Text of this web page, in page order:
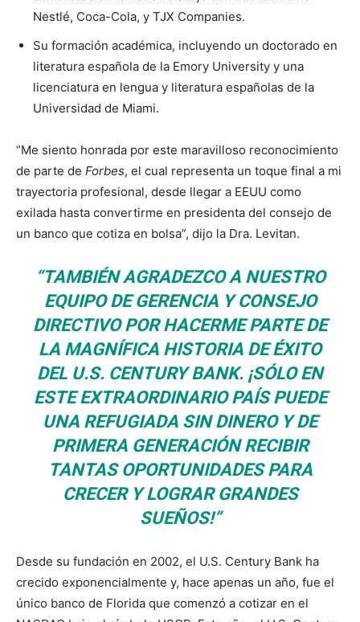
Nestlé, Coca-Cola, y TJX Companies.
Su formación académica, incluyendo un doctorado en
literatura española de la Emory University y una
licenciatura en lengua y literatura españolas de la
Universidad de Miami.
“Me siento honrada por este maravilloso reconocimiento
de parte de Forbes, el cual representa un toque final a mi
trayectoria profesional, desde llegar a EEUU como
exilada hasta convertirme en presidenta del consejo de
un banco que cotiza en bolsa”, dijo la Dra. Levitan.
“TAMBIÉN AGRADEZCO A NUESTRO
EQUIPO DE GERENCIA Y CONSEJO
DIRECTIVO POR HACERME PARTE DE
LA MAGNÍFICA HISTORIA DE ÉXITO
DEL U.S. CENTURY BANK. ¡SÓLO EN
ESTE EXTRAORDINARIO PAÍS PUEDE
UNA REFUGIADA SIN DINERO Y DE
PRIMERA GENERACIÓN RECIBIR
TANTAS OPORTUNIDADES PARA
CRECER Y LOGRAR GRANDES
SUEÑOS!”
Desde su fundación en 2002, el U.S. Century Bank ha
crecido exponencialmente y, hace apenas un año, fue el
único banco de Florida que comenzó a cotizar en el